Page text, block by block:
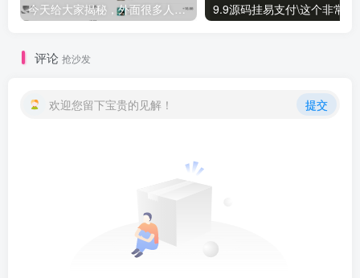
今天给大家揭秘，外面很多人都在做的，9.9元付费进群是怎么玩的
评论 抢沙发
欢迎您留下宝贵的见解！ 提交